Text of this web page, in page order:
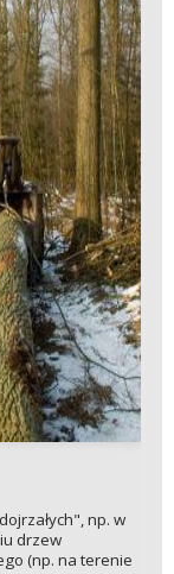
np. w
drzew
(np. na terenie